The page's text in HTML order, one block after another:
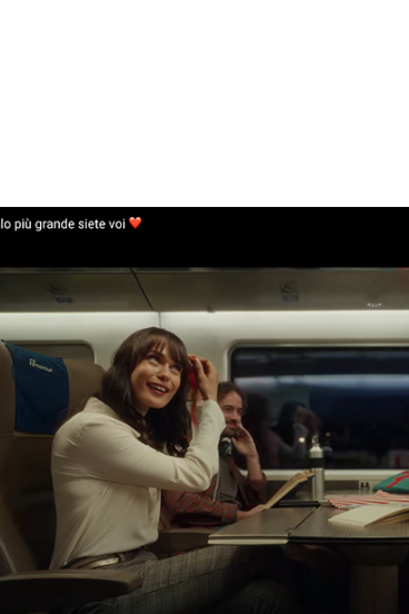
Perez, Samsung Ads: «L'Italia è un
mercato strategico e continuerà a
crescere»